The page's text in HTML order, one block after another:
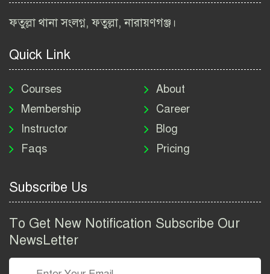
২০২৬ | BIWTA Job Circular
নিয়োগ বিজ্ঞপ্তি ২০২৬ | DNC
Job Circular 2026
পাসপোর্ট করতে কি কি লাগে
২০২৬ | ই-পাসপোর্ট আবেদন ও
Group Job Circular 2026
তথ্য অধিদপ্তর নিয়োগ বিজ্ঞপ্তি
ফতুল্লা থানা সংলগ্ন, ফতুল্লা, নারায়ণগঞ্জ।
Quick Link
Courses
Membership
Instructor
Faqs
About
Career
Blog
Pricing
Subscribe Us
To Get New Notification Subscribe Our
NewsLetter